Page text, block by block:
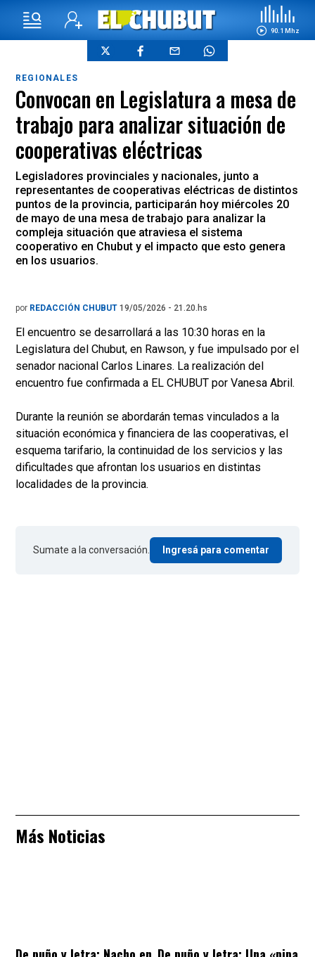
90.1 Mhz
REGIONALES
Convocan en Legislatura a mesa de
trabajo para analizar situación de
cooperativas eléctricas
Legisladores provinciales y nacionales, junto a
representantes de cooperativas eléctricas de distintos
puntos de la provincia, participarán hoy miércoles 20
de mayo de una mesa de trabajo para analizar la
compleja situación que atraviesa el sistema
cooperativo en Chubut y el impacto que esto genera
en los usuarios.
por REDACCIÓN CHUBUT 19/05/2026 - 21.20.hs
El encuentro se desarrollará a las 10:30 horas en la
Legislatura del Chubut, en Rawson, y fue impulsado por el
senador nacional Carlos Linares. La realización del
encuentro fue confirmada a EL CHUBUT por Vanesa Abril.
Durante la reunión se abordarán temas vinculados a la
situación económica y financiera de las cooperativas, el
esquema tarifario, la continuidad de los servicios y las
dificultades que afrontan los usuarios en distintas
localidades de la provincia.
Sumate a la conversación. Ingresá para comentar
Más Noticias